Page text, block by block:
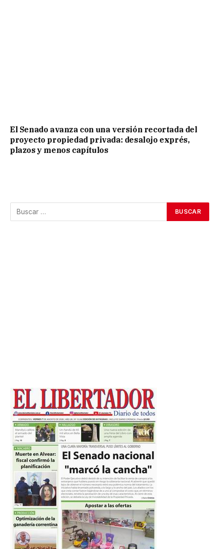
El Senado avanza con una versión recortada del
proyecto propiedad privada: desalojo exprés,
plazos y menos capítulos